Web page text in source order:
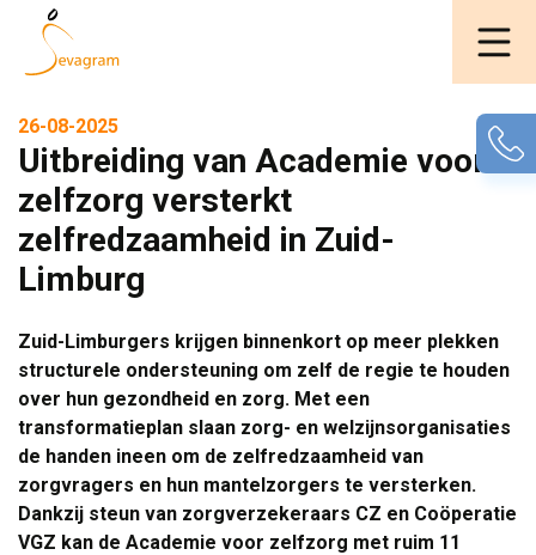
26-08-2025
Uitbreiding van Academie voor
zelfzorg versterkt
zelfredzaamheid in Zuid-
Limburg
Zuid-Limburgers krijgen binnenkort op meer plekken
structurele ondersteuning om zelf de regie te houden
over hun gezondheid en zorg. Met een
transformatieplan slaan zorg- en welzijnsorganisaties
de handen ineen om de zelfredzaamheid van
zorgvragers en hun mantelzorgers te versterken.
Dankzij steun van zorgverzekeraars CZ en Coöperatie
VGZ kan de Academie voor zelfzorg met ruim 11